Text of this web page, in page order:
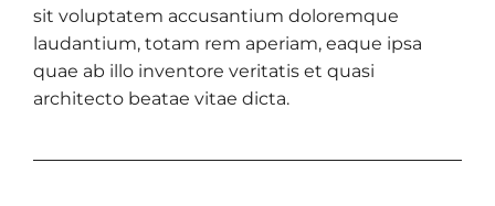
sit voluptatem accusantium doloremque
laudantium, totam rem aperiam, eaque ipsa
quae ab illo inventore veritatis et quasi
architecto beatae vitae dicta.